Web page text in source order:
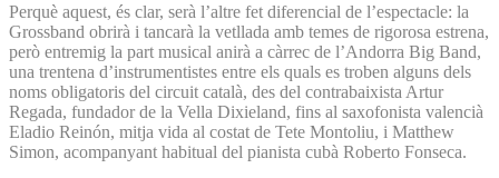
Perquè aquest, és clar, serà l’altre fet diferencial de l’espectacle: la
Grossband obrirà i tancarà la vetllada amb temes de rigorosa estrena,
però entremig la part musical anirà a càrrec de l’Andorra Big Band,
una trentena d’instrumentistes entre els quals es troben alguns dels
noms obligatoris del circuit català, des del contrabaixista Artur
Regada, fundador de la Vella Dixieland, fins al saxofonista valencià
Eladio Reinón, mitja vida al costat de Tete Montoliu, i Matthew
Simon, acompanyant habitual del pianista cubà Roberto Fonseca.